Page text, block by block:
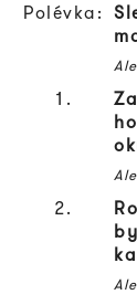
Polévka:
1.
2.